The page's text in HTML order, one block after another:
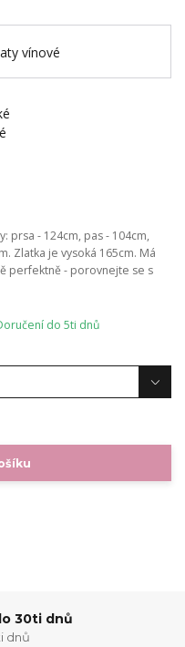
prsa - 124cm, pas - 104cm,
Zlatka je vysoká 165cm. Má
perfektně - porovnejte se s
do 5ti dnů
30ti dnů
dnů